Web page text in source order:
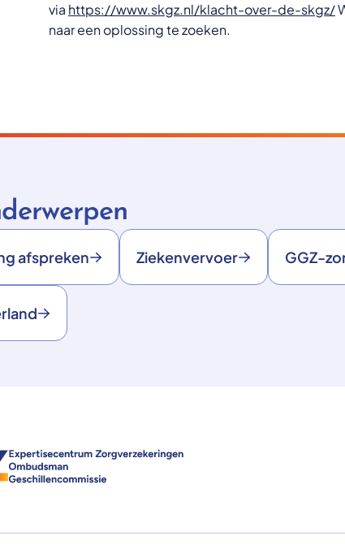
via https://www.skgz.nl/klacht-over-de-skgz/
naar een oplossing te zoeken.
afspreken Ziekenvervoer GGZ-